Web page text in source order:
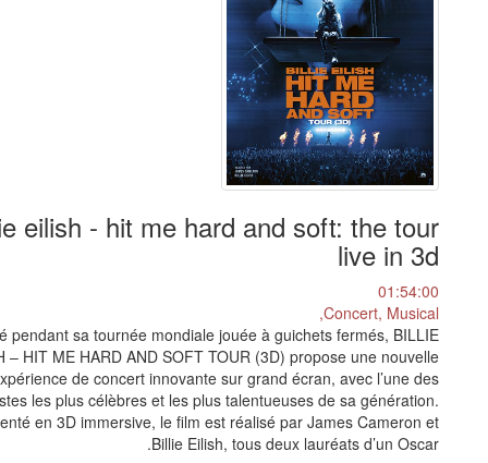
eilish - hit me hard and soft: the tour
live in 3d
01:54:00
Concert, Musical,
pendant sa tournée mondiale jouée à guichets fermés, BILLIE
– HIT ME HARD AND SOFT TOUR (3D) propose une nouvelle
de concert innovante sur grand écran, avec l’une des
les plus célèbres et les plus talentueuses de sa génération.
en 3D immersive, le film est réalisé par James Cameron et
Billie Eilish, tous deux lauréats d’un Oscar.